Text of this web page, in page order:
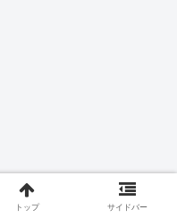
トップ サイドバー